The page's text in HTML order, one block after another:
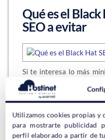
Qué es el Black
SEO a evitar
Si te interesa lo más
sabrás lo que es el SEO
hay distintos tipos de
hoy es del llamado Black
parte más oscura del
Sigue leyendo →
Utilizamos cookies propias y
para mostrarte publicidad
perfil elaborado a partir de